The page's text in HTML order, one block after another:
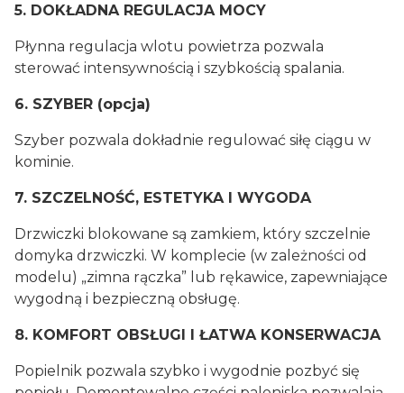
5. DOKŁADNA REGULACJA MOCY
Płynna regulacja wlotu powietrza pozwala
sterować intensywnością i szybkością spalania.
6. SZYBER (opcja)
Szyber pozwala dokładnie regulować siłę ciągu w
kominie.
7. SZCZELNOŚĆ, ESTETYKA I WYGODA
Drzwiczki blokowane są zamkiem, który szczelnie
domyka drzwiczki. W komplecie (w zależności od
modelu) „zimna rączka” lub rękawice, zapewniające
wygodną i bezpieczną obsługę.
8. KOMFORT OBSŁUGI I ŁATWA KONSERWACJA
Popielnik pozwala szybko i wygodnie pozbyć się